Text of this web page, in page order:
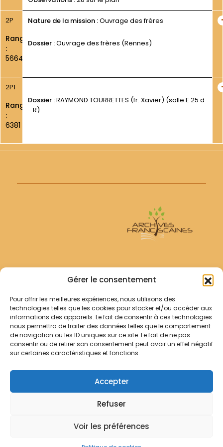
Gérer le consentement
Pour offrir les meilleures expériences, nous utilisons des
technologies telles que les cookies pour stocker et/ou accéder aux
informations des appareils. Le fait de consentir à ces technologies
nous permettra de traiter des données telles que le comportement
de navigation ou les ID uniques sur ce site. Le fait de ne pas
consentir ou de retirer son consentement peut avoir un effet négatif
sur certaines caractéristiques et fonctions.
Accepter
Refuser
Voir les préférences
2P
Rang
:
5664
Nature de la mission :Ouvrage des frères
Dossier :Ouvrage des frères (Rennes)
2P1
Rang
:
6381
Dossier :RAYMOND TOURRETTES (fr. Xavier) (salle E 25 d
- R)
Archives Franciscaines
RECHERCHER
Comment chercher ?
Les archives
Notre démarche
Contact